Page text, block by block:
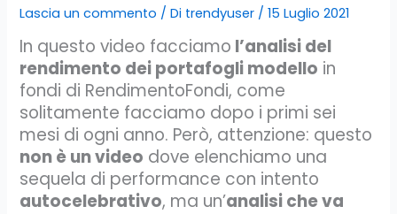
Lascia un commento / Di trendyuser /15 Luglio 2021
In questo video facciamo l’analisi del
rendimento dei portafogli modello in
fondi di RendimentoFondi, come
solitamente facciamo dopo i primi sei
mesi di ogni anno. Però, attenzione: questo
non è un video dove elenchiamo una
sequela di performance con intento
autocelebrativo, ma un’analisi che va